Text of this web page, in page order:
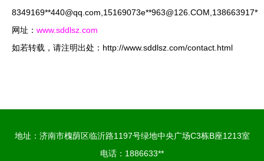
8349169**440@qq.com ,15169073e**963@126.COM ,138663917**
网址： www.sddlsz.com
如若转载，请注明出处：http://www.sddlsz.com/contact.html
地址：济南市槐荫区临沂路1197号绿地中央广场C3栋B座1213室
电话：1886633**